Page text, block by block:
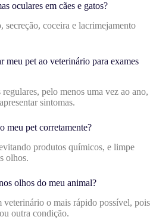
oculares em cães e gatos?
coceira e lacrimejamento
meu pet ao veterinário para exames
pelo menos uma vez ao ano,
sintomas.
meu pet corretamente?
produtos químicos, e limpe
olhos.
olhos do meu animal?
veterinário o mais rápido possível, pois
outra condição.